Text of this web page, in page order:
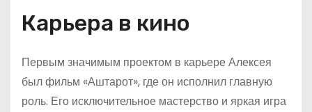
Карьера в кино
Первым значимым проектом в карьере Алексея
был фильм «Аштарот», где он исполнил главную
роль. Его исключительное мастерство и яркая игра